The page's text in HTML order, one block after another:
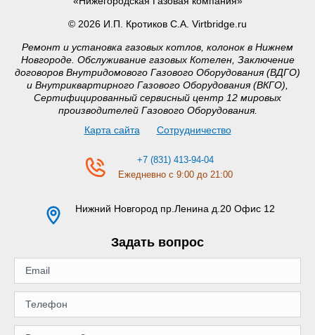
© 2026 И.П. Кротиков С.А. Virtbridge.ru
Ремонт и установка газовых котлов, колонок в Нижнем
Новгороде. Обслуживание газовых Котелен, Заключение
договоров Внутридомового Газового Оборудования (ВДГО)
и Внутриквартирного Газового Оборудования (ВКГО),
Сертифицированный сервисный центр 12 мировых
производителей Газового Оборудования.
Карта сайта
Сотрудничество
+7 (831) 413-94-04
Ежедневно с 9:00 до 21:00
Нижний Новгород пр.Ленина д.20 Офис 12
Задать вопрос